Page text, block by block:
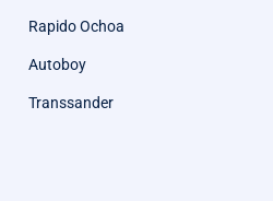
Rapido Ochoa
Autoboy
Transsander